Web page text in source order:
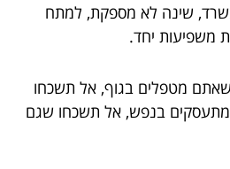
שינה לא מספקת, למתח
משפיעות יחד.
מטפלים בגוף, אל תשכחו
בנפש, אל תשכחו שגם